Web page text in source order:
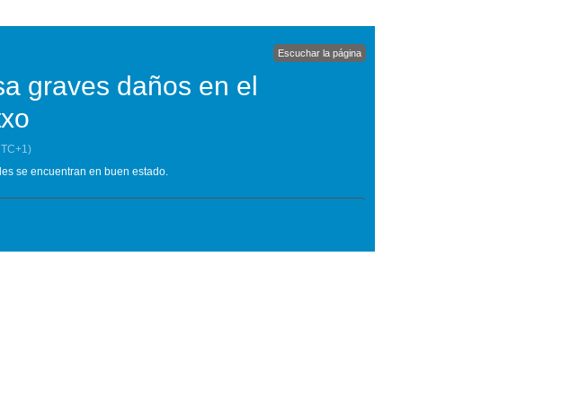
Escuchar la página
graves daños en el
se encuentran en buen estado.